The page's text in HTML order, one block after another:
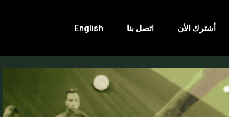
أشترك الأن اتصل بنا English